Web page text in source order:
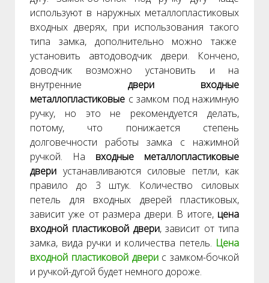
используют в наружных металлопластиковых
входных дверях, при использования такого
типа замка, дополнительно можно также
установить автодоводчик двери. Кончено,
доводчик возможно установить и на
внутренние двери входные
металлопластиковые с замком под нажимную
ручку, но это не рекомендуется делать,
потому, что понижается степень
долговечности работы замка с нажимной
ручкой. На входные металлопластиковые
двери устанавливаются силовые петли, как
правило до 3 штук. Количество силовых
петель для входных дверей пластиковых,
зависит уже от размера двери. В итоге, цена
входной пластиковой двери, зависит от типа
замка, вида ручки и количества петель. Цена
входной пластиковой дверис замком-бочкой
и ручкой-дугой будет немного дороже.